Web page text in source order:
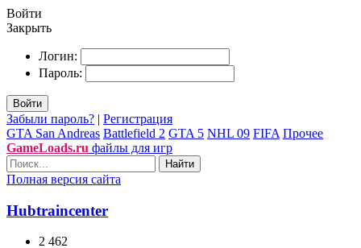
Войти
Закрыть
Логин:
Пароль:
Войти
Забыли пароль? | Регистрация
GTA San Andreas Battlefield 2 GTA 5 NHL 09 FIFA Прочее
GameLoads.ru файлы для игр
Найти
Полная версия сайта
Hubtraincenter
2 462